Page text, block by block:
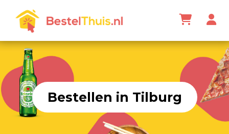
Bestellen in Tilburg